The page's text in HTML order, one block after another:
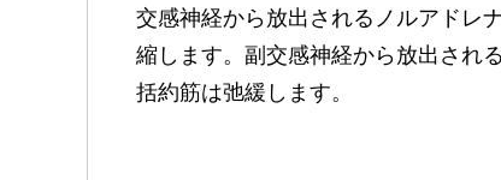
交感神経から放出されるノルアドレ
縮します。副交感神経から放出され
括約筋は弛緩します。